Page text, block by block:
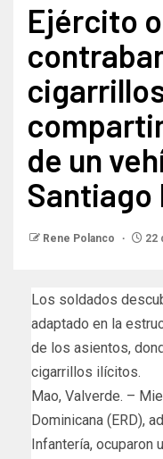
Ejército
de un
Santiago
Rene Polanco 22
Los soldados
adaptado en la
de los asientos,
cigarrillos ilícitos.
Mao, Valverde. –
Dominicana (ERD),
Infantería, ocuparon